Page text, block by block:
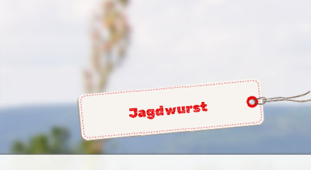
Jagdwurst